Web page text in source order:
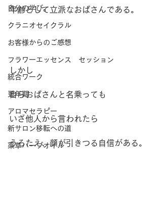
自分の学び。
クラニオセイクラル
お客様からのご感想
フラワーエッセンス セッション
統合ワーク
更年期
アロマセラピー
新サロン移転への道
薬草ハーブオイル
年齢として立派なおばさんである。
しかし
自らおばさんと名乗っても
いざ他人から言われたら
うろたえ、顔が引きつる自信がある。